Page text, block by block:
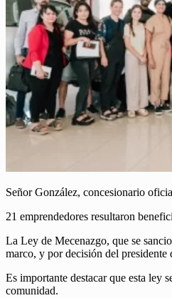
Señor González, concesionario
21 emprendedores resultaron
La Ley de Mecenazgo, que se
marco, y por decisión del presidente
Es importante destacar que esta ley
comunidad.